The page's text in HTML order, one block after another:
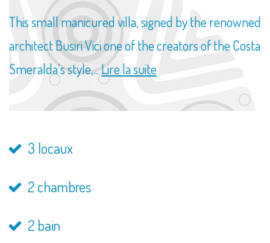
This small manicured villa, signed by the renowned
architect Busiri Vici one of the creators of the Costa
Smeralda’s style,...Lire la suite
3 locaux
2 chambres
2 bain